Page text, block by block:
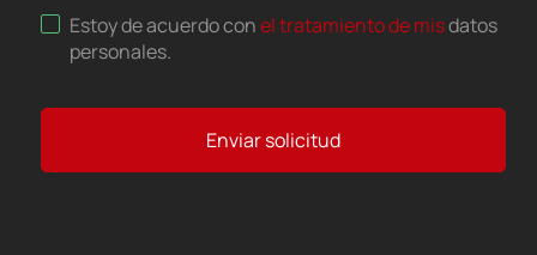
Estoy de acuerdo conel tratamiento de misdatos
personales.
Enviar solicitud